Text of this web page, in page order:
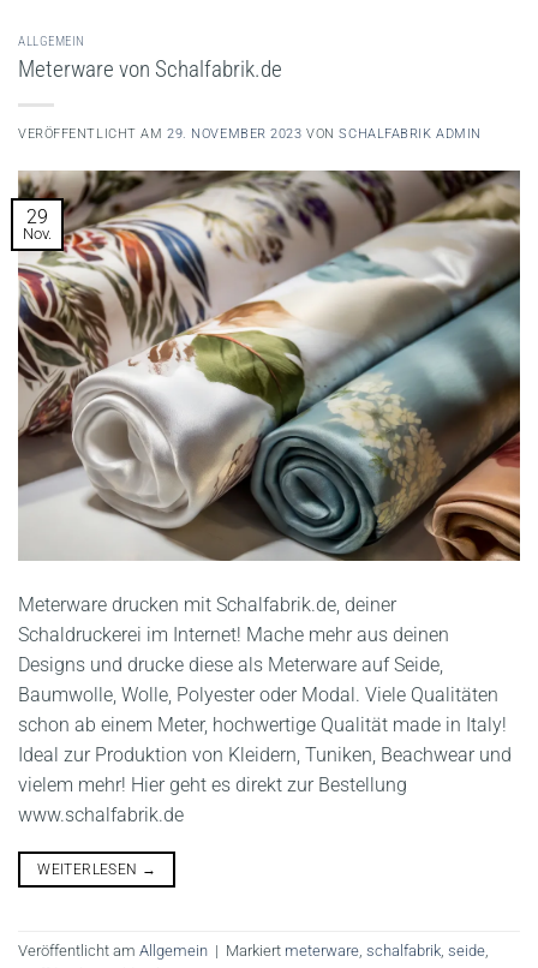
ALLGEMEIN
Meterware von Schalfabrik.de
VERÖFFENTLICHT AM29. NOVEMBER 2023 VONSCHALFABRIK ADMIN
29
Nov.
Meterware drucken mit Schalfabrik.de, deiner
Schaldruckerei im Internet! Mache mehr aus deinen
Designs und drucke diese als Meterware auf Seide,
Baumwolle, Wolle, Polyester oder Modal. Viele Qualitäten
schon ab einem Meter, hochwertige Qualität made in Italy!
Ideal zur Produktion von Kleidern, Tuniken, Beachwear und
vielem mehr! Hier geht es direkt zur Bestellung
www.schalfabrik.de
WEITERLESEN →
Veröffentlicht am Allgemein | Markiert meterware, schalfabrik, seide,